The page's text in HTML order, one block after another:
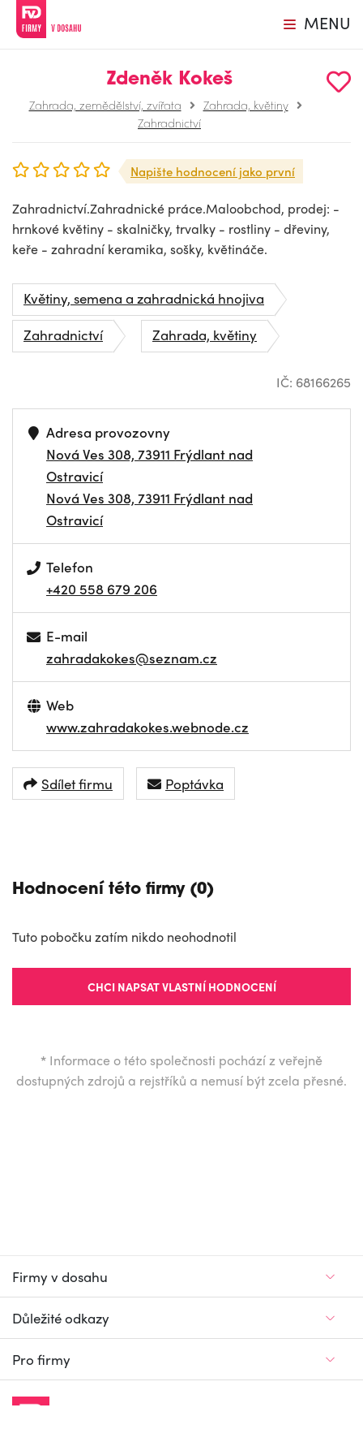
MENU
Zdeněk Kokeš
Zahrada, zemědělství, zvířata
Zahrada, květiny
Zahradnictví
Napište hodnocení jako první
Zahradnictví.Zahradnické práce.Maloobchod, prodej: -
hrnkové květiny - skalničky, trvalky - rostliny - dřeviny,
keře - zahradní keramika, sošky, květináče.
Květiny, semena a zahradnická hnojiva
Zahradnictví
Zahrada, květiny
IČ: 68166265
Adresa provozovny
Nová Ves 308, 73911 Frýdlant nad
Ostravicí
Nová Ves 308, 73911 Frýdlant nad
Ostravicí
Telefon
+420 558 679 206
E-mail
zahradakokes@seznam.cz
Web
www.zahradakokes.webnode.cz
Sdílet firmu Poptávka
Hodnocení této firmy (0)
Tuto pobočku zatím nikdo neohodnotil
CHCI NAPSAT VLASTNÍ HODNOCENÍ
* Informace o této společnosti pochází z veřejně
dostupných zdrojů a rejstříků a nemusí být zcela přesné.
Firmy v dosahu
Důležité odkazy
Pro firmy